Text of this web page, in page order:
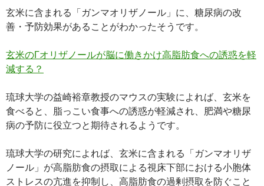
玄米に含まれる「ガンマオリザノール」に、糖尿病の改
善・予防効果があることがわかったそうです。
玄米のΓオリザノールが脳に働きかけ高脂肪食への誘惑を軽
減する？
琉球大学の益崎裕章教授のマウスの実験によれば、玄米を
食べると、脂っこい食事への誘惑が軽減され、肥満や糖尿
病の予防に役立つと期待されるようです。
琉球大学の研究によれば、玄米に含まれる「ガンマオリザ
ノール」が高脂肪食の摂取による視床下部における小胞体
ストレスの亢進を抑制し、高脂肪食の過剰摂取を防ぐこと